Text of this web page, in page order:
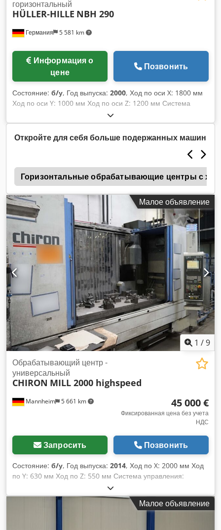
Германия 5 581 km
горизонтальный
HÜLLER-HILLE NBH 290
цене
Позвонить
Состояние: б/у, Год выпуска: 2000, Ход по оси X: 1800 мм
Ход по оси Y: 1000 мм Ход по оси Z: 1200 мм Система
управления: Siemens 840 C Общая потребляемая
мощность: 20 кВт Горизонтальный обрабатывающий центр
с ЧПУ Hüller - Hille NBH 290 Год выпуска: 2000 Система
управления: Siemens 840 C Codjzmy Tnopfx Ammsrf
Диапазоны перемещений: X: 1800 мм Y: 1000 мм Z: 1200
мм
Откройте для себя больше подержанных машин
Горизонтальные обрабатывающие центры с
Малое объявление
1 /9
Mannheim 5 661 km
Обрабатывающий центр -
универсальный
CHIRON MILL 2000 highspeed
45 000 €
Фиксированная цена без учета
НДС
Запросить Позвонить
Состояние: б/у, Год выпуска: 2014, Ход по X: 2000 мм Ход
по Y: 630 мм Ход по Z: 550 мм Система управления:
Siemens 840 D Общая потребляемая мощность: 7,5 - 22,5
кВт Вес станка: ок. 10,5 т Максимальная нагрузка на стол: 1
000 кг на метр длины стола Диапазон перемещения: Ось X:
Малое объявление